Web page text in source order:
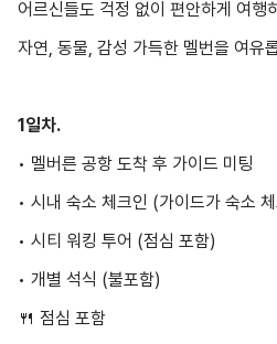
어르신들도 걱정 없이 편안하게 여행
자연, 동물, 감성 가득한 멜번을 여유
1일차.
• 멜버른 공항 도착 후 가이드 미팅
• 시내 숙소 체크인 (가이드가 숙소
• 시티 워킹 투어 (점심 포함)
• 개별 석식 (불포함)
🍴 점심 포함